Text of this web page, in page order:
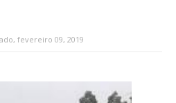
fevereiro 09, 2019